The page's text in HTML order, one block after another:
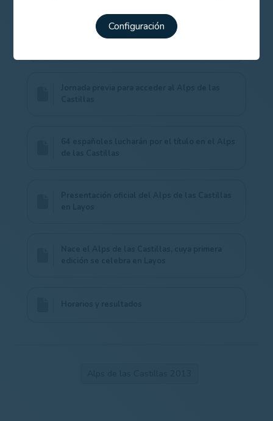
Configuración
El Alps de las Castillas reunirá en Layos a los